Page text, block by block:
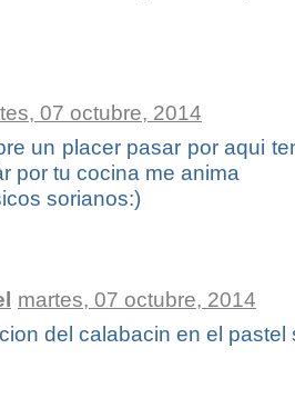
07 octubre, 2014
un placer pasar por aqui
por tu cocina me anima
sorianos:)
martes, 07 octubre, 2014
del calabacin en el pastel